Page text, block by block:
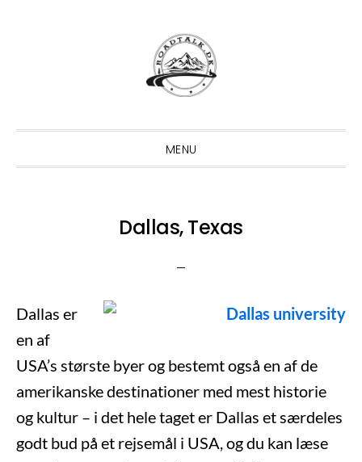
MENU
Dallas, Texas
Dallas er
en af
USA’s største byer og bestemt også en af de
amerikanske destinationer med mest historie
og kultur – i det hele taget er Dallas et særdeles
godt bud på et rejsemål i USA, og du kan læse